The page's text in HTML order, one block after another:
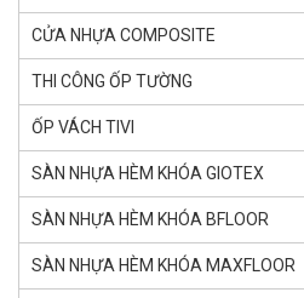
CỬA NHỰA COMPOSITE
THI CÔNG ỐP TƯỜNG
ỐP VÁCH TIVI
SÀN NHỰA HÈM KHÓA GlOTEX
SÀN NHỰA HÈM KHÓA BFLOOR
SÀN NHỰA HÈM KHÓA MAXFLOOR